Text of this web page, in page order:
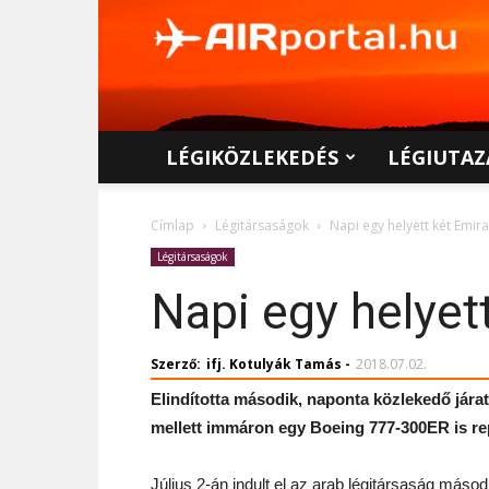
LÉGIKÖZLEKEDÉS
Címlap Légitársaságok Napi egy helyett két
Légitársaságok
Napi egy
Szerző: ifj. Kotulyák Tamás - 2018.07.02.
Elindította második, naponta közlekedő
mellett immáron egy Boeing 777-300ER is
Július 2-án indult el az arab légitársaság